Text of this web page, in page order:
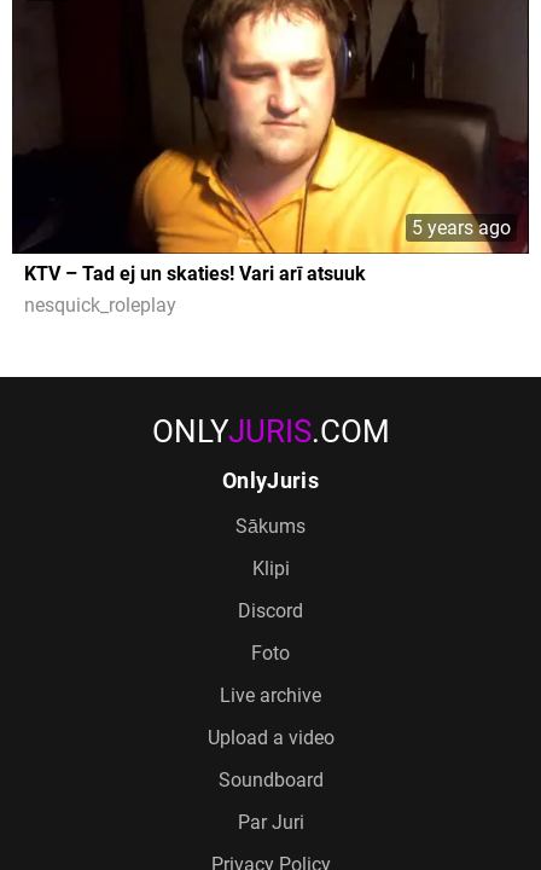
5 years ago
KTV – Tad ej un skaties! Vari arī atsuuk
nesquick_roleplay
ONLYJURIS.COM
OnlyJuris
Sākums
Klipi
Discord
Foto
Live archive
Upload a video
Soundboard
Par Juri
Privacy Policy